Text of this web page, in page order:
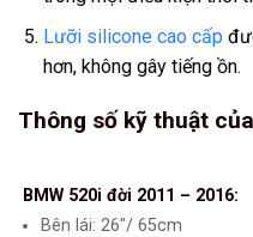
Lưỡi silicone cao cấp
hơn, không gây tiếng ồn.
Thông số kỹ thuật
BMW 520i đời 2011 – 2016:
Bên lái: 26″/ 65cm